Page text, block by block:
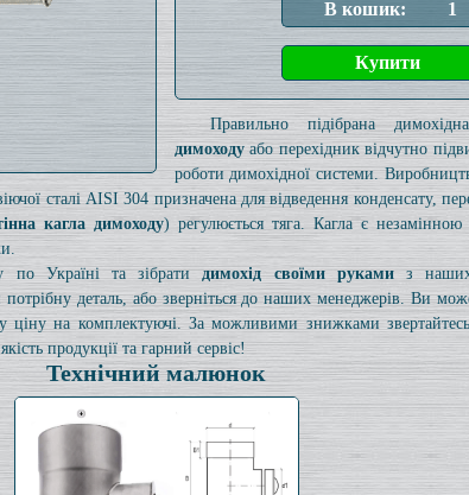
Правильно підібрана
димоходуабо перехідник відчутно
роботи димохідної системи.
сталі AISI 304 призначена для відведення конденсату,
кагла димоходу) регулюється тяга. Кагла є незамінною
по Україні та зібратидимохід своїми рукамиз наших
деталь, або зверніться до наших менеджерів. Ви
ціну на комплектуючі. За можливими знижками
продукції та гарний сервіс!
Технічний малюнок